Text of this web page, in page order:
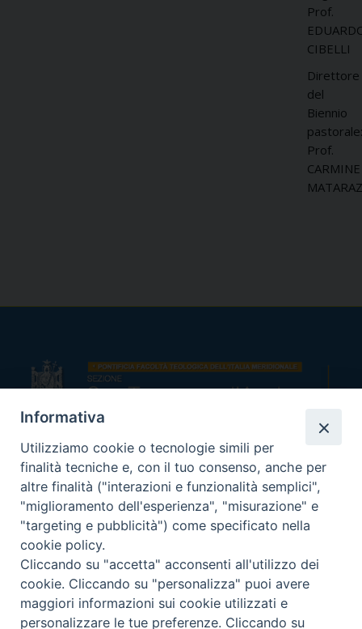
Prof.
CIBELLI
Direttore
del
Biennio
pastorale:
Prof.
CARMINE
Indirizzi:
Viale Colli Aminei, 2
80131 Napoli
Telefono:
tel +39.081.7410000
Email:
segreteria.st@pftim.it amministrazione.st@pftim.it
Informativa
Utilizziamo cookie o tecnologie simili per
finalità tecniche e, con il tuo consenso, anche per
altre finalità ("interazioni e funzionalità semplici",
"miglioramento dell'esperienza", "misurazione" e
"targeting e pubblicità") come specificato nella
cookie policy.
Cliccando su "accetta" acconsenti all'utilizzo dei
cookie. Cliccando su "personalizza" puoi avere
maggiori informazioni sui cookie utilizzati e
personalizzare le tue preferenze. Cliccando su